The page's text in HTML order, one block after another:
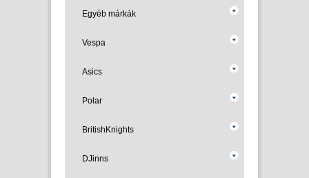
Egyéb márkák
Vespa
Asics
Polar
BritishKnights
DJinns